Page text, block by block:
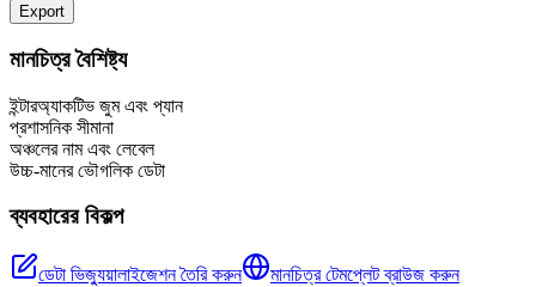
Export
+
মানচিত্র বৈশিষ্ট্য
ইন্টারঅ্যাকটিভ জুম এবং প্যান
প্রশাসনিক সীমানা
অঞ্চলের নাম এবং লেবেল
উচ্চ-মানের ভৌগলিক ডেটা
ব্যবহারের বিকল্প
ডেটা ভিজ্যুয়ালাইজেশন তৈরি করুন
মানচিত্র টেমপ্লেট ব্রাউজ করুন